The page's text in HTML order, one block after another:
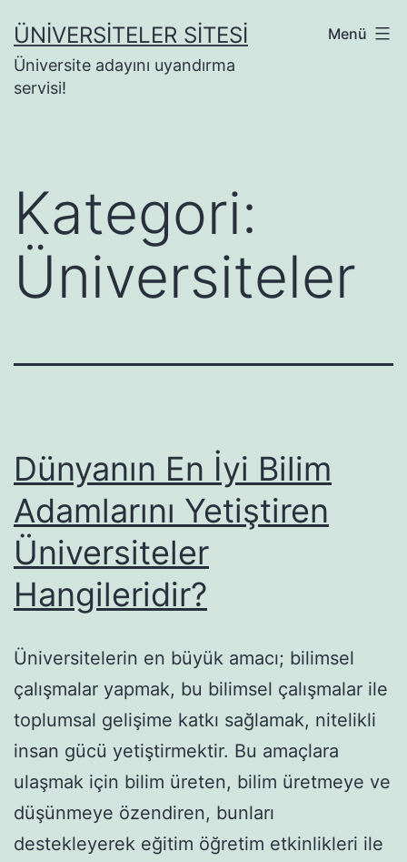
geçÜNIVERSITELER SITESI
Üniversite adayını uyandırma
servisi!
Menü
Kategori:
Üniversiteler
Dünyanın En İyi Bilim
Adamlarını Yetiştiren
Üniversiteler
Hangileridir?
Üniversitelerin en büyük amacı; bilimsel
çalışmalar yapmak, bu bilimsel çalışmalar ile
toplumsal gelişime katkı sağlamak, nitelikli
insan gücü yetiştirmektir. Bu amaçlara
ulaşmak için bilim üreten, bilim üretmeye ve
düşünmeye özendiren, bunları
destekleyerek eğitim öğretim etkinlikleri ile